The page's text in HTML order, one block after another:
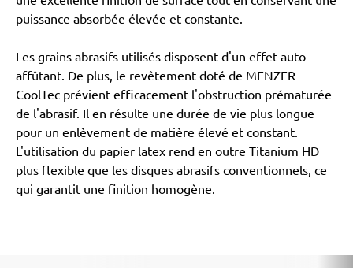
puissance absorbée élevée et constante.
Les grains abrasifs utilisés disposent d'un effet auto-
affûtant. De plus, le revêtement doté de MENZER
CoolTec prévient efficacement l'obstruction prématurée
de l'abrasif. Il en résulte une durée de vie plus longue
pour un enlèvement de matière élevé et constant.
L'utilisation du papier latex rend en outre Titanium HD
plus flexible que les disques abrasifs conventionnels, ce
qui garantit une finition homogène.